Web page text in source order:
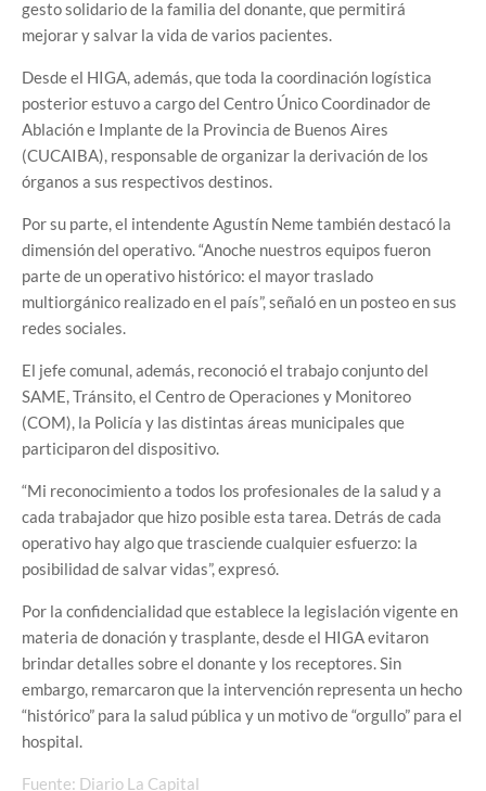
gesto solidario de la familia del donante, que permitirá
mejorar y salvar la vida de varios pacientes.
Desde el HIGA, además, que toda la coordinación logística
posterior estuvo a cargo del Centro Único Coordinador de
Ablación e Implante de la Provincia de Buenos Aires
(CUCAIBA), responsable de organizar la derivación de los
órganos a sus respectivos destinos.
Por su parte, el intendente Agustín Neme también destacó la
dimensión del operativo. “Anoche nuestros equipos fueron
parte de un operativo histórico: el mayor traslado
multiorgánico realizado en el país”, señaló en un posteo en sus
redes sociales.
El jefe comunal, además, reconoció el trabajo conjunto del
SAME, Tránsito, el Centro de Operaciones y Monitoreo
(COM), la Policía y las distintas áreas municipales que
participaron del dispositivo.
“Mi reconocimiento a todos los profesionales de la salud y a
cada trabajador que hizo posible esta tarea. Detrás de cada
operativo hay algo que trasciende cualquier esfuerzo: la
posibilidad de salvar vidas”, expresó.
Por la confidencialidad que establece la legislación vigente en
materia de donación y trasplante, desde el HIGA evitaron
brindar detalles sobre el donante y los receptores. Sin
embargo, remarcaron que la intervención representa un hecho
“histórico” para la salud pública y un motivo de “orgullo” para el
hospital.
Fuente: Diario La Capital